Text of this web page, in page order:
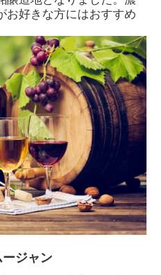
お好きな方にはおすすめ
ジャン